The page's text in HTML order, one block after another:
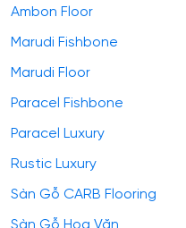
Ambon Floor
Marudi Fishbone
Marudi Floor
Paracel Fishbone
Paracel Luxury
Rustic Luxury
Sàn Gỗ CARB Flooring
Sàn Gỗ Hoa Văn